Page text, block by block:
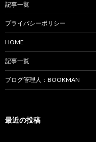
記事一覧
プライバシーポリシー
HOME
記事一覧
ブログ管理人：BOOKMAN
最近の投稿